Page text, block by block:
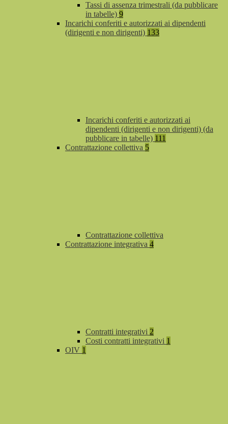
Tassi di assenza trimestrali (da pubblicare
in tabelle) 9
Incarichi conferiti e autorizzati ai dipendenti
(dirigenti e non dirigenti) 133
Incarichi conferiti e autorizzati ai
dipendenti (dirigenti e non dirigenti) (da
pubblicare in tabelle) 111
Contrattazione collettiva 5
Contrattazione collettiva
Contrattazione integrativa 4
Contratti integrativi 2
Costi contratti integrativi 1
OIV 1